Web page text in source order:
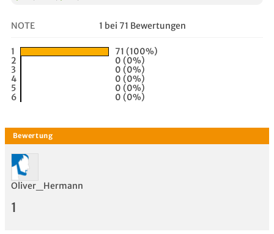
NOTE 1 bei 71 Bewertungen
1
71 (100%)
2
0 (0%)
3
0 (0%)
4
0 (0%)
5
0 (0%)
6
0 (0%)
Oliver_Hermann
1